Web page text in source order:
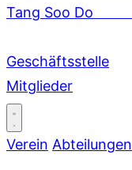
Tang Soo Do
Geschäftsstelle
Mitglieder
Verein Abteilungen